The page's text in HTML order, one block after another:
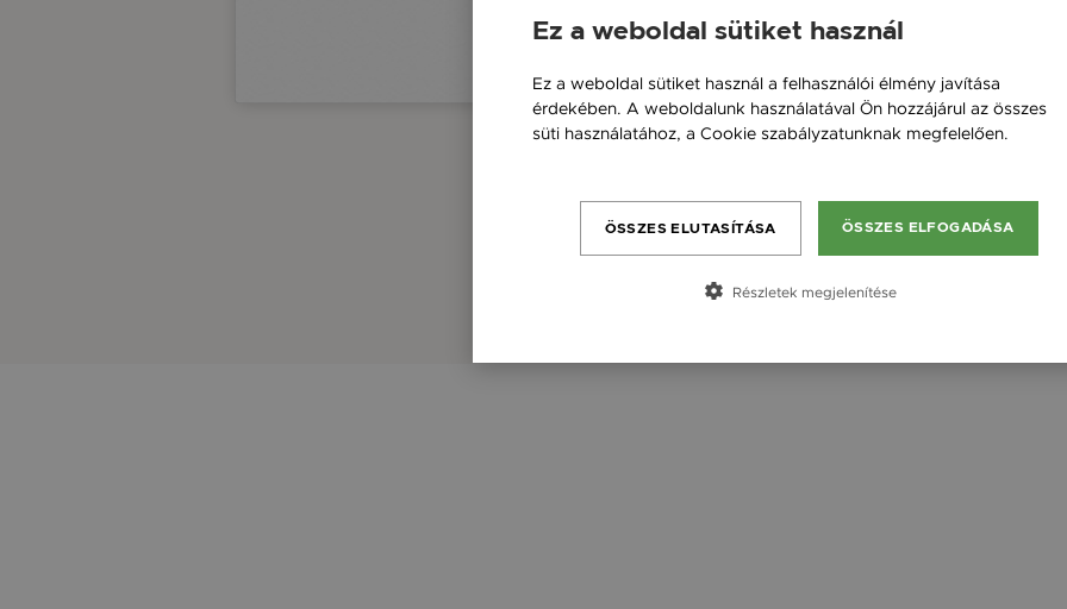
Dávid
Feladó neve
Címzett email címe
Ez a weboldal sütiket használ
Ez a weboldal sütiket használ a felhasználói élmény javítása
érdekében. A weboldalunk használatával Ön hozzájárul az összes
süti használatához, a Cookie szabályzatunknak megfelelően.
ÖSSZES ELFOGADÁSA
ÖSSZES ELUTASÍTÁSA
Részletek megjelenítése